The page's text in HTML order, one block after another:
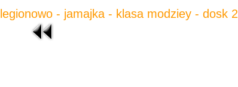
legionowo - jamajka - klasa modziey - dosk 2